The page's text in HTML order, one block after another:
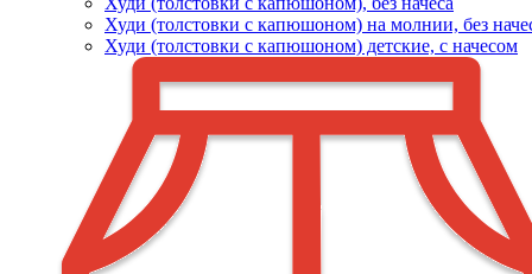
Худи (толстовки с капюшоном) на молнии, без
Худи (толстовки c капюшоном) детские, с начесом